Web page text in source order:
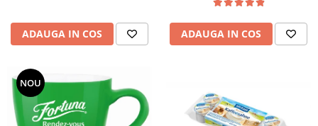
ADAUGA IN COS ADAUGA IN COS
NOU